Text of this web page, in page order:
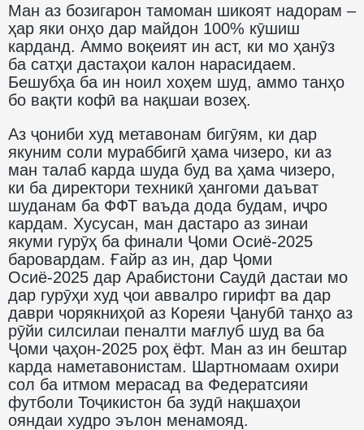
Ман аз бозигарон тамоман шикоят надорам –
ҳар яки онҳо дар майдон 100% кӯшиш
карданд. Аммо воқеият ин аст, ки мо ҳанӯз
ба сатҳи дастаҳои калон нарасидаем.
Бешубҳа ба ин ноил хоҳем шуд, аммо танҳо
бо вақти кофӣ ва нақшаи возеҳ.
Аз ҷониби худ метавонам бигӯям, ки дар
якуним соли мураббигӣ ҳама чизеро, ки аз
ман талаб карда шуда буд ва ҳама чизеро,
ки ба директори техникӣ ҳангоми даъват
шуданам ба ФФТ ваъда дода будам, иҷро
кардам. Хусусан, ман дастаро аз зинаи
якуми гурӯҳ ба финали Ҷоми Осиё-2025
баровардам. Ғайр аз ин, дар Ҷоми
Осиё-2025 дар Арабистони Саудӣ дастаи мо
дар гурӯҳи худ ҷои аввалро гирифт ва дар
даври чорякниҳоӣ аз Кореяи Ҷанубӣ танҳо аз
рӯйи силсилаи пеналти мағлуб шуд ва ба
Ҷоми ҷаҳон-2025 роҳ ёфт. Ман аз ин бештар
карда наметавонистам. Шартномаам охири
сол ба итмом мерасад ва Федератсияи
футболи Тоҷикистон ба зудӣ нақшаҳои
ояндаи худро эълон менамояд.